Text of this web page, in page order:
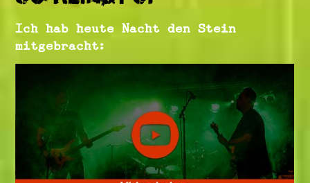
Ich hab heute Nacht den Stein
mitgebracht: